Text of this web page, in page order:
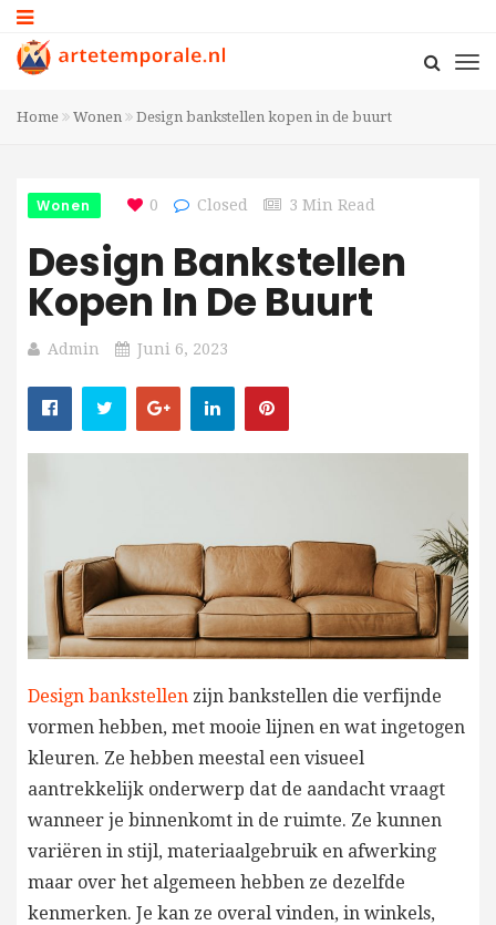
Home Wonen Design bankstellen kopen in de buurt
Wonen 0 Closed 3 Min Read
Design Bankstellen
Kopen In De Buurt
Admin Juni 6, 2023
Design bankstellen zijn bankstellen die verfijnde
vormen hebben, met mooie lijnen en wat ingetogen
kleuren. Ze hebben meestal een visueel
aantrekkelijk onderwerp dat de aandacht vraagt
wanneer je binnenkomt in de ruimte. Ze kunnen
variëren in stijl, materiaalgebruik en afwerking
maar over het algemeen hebben ze dezelfde
kenmerken. Je kan ze overal vinden, in winkels,